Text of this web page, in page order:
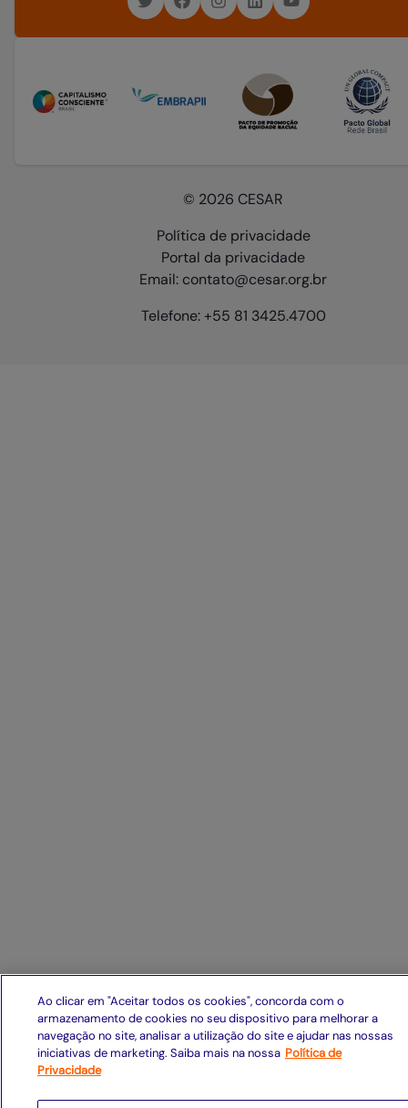
© 2026 CESAR
Política de privacidade
Portal da privacidade
Email: contato@cesar.org.br
Telefone: +55 81 3425.4700
Ao clicar em "Aceitar todos os cookies", concorda com o
armazenamento de cookies no seu dispositivo para melhorar a
navegação no site, analisar a utilização do site e ajudar nas nossas
iniciativas de marketing. Saiba mais na nossa Política de
Privacidade